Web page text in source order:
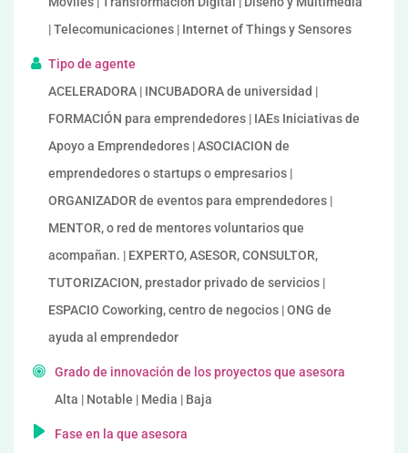
| Telecomunicaciones | Internet of Things y Sensores
Tipo de agente
ACELERADORA | INCUBADORA de universidad |
FORMACIÓN para emprendedores | IAEs Iniciativas de
Apoyo a Emprendedores | ASOCIACION de
emprendedores o startups o empresarios |
ORGANIZADOR de eventos para emprendedores |
MENTOR, o red de mentores voluntarios que
acompañan. | EXPERTO, ASESOR, CONSULTOR,
TUTORIZACION, prestador privado de servicios |
ESPACIO Coworking, centro de negocios | ONG de
ayuda al emprendedor
Grado de innovación de los proyectos que asesora
Alta | Notable | Media | Baja
Fase en la que asesora